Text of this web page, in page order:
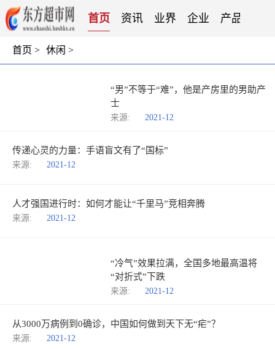
首页 资讯 业界 企业 产品
首页 > 休闲 >
“男”不等于“难”，他是产房里的男助产
士
来源: 2021-12
传递心灵的力量：手语盲文有了“国标”
来源: 2021-12
人才强国进行时：如何才能让“千里马”竞相奔腾
来源: 2021-12
“冷气”效果拉满，全国多地最高温将
“对折式”下跌
来源: 2021-12
从3000万病例到0确诊，中国如何做到天下无“疟”？
来源: 2021-12